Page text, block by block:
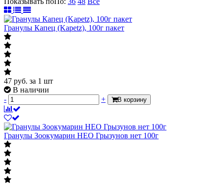
Гранулы Капец (Kapetz), 100г пакет
47 руб. за 1 шт
В наличии
-
+ В корзину
Гранулы Зоокумарин НЕО Грызунов нет 100г